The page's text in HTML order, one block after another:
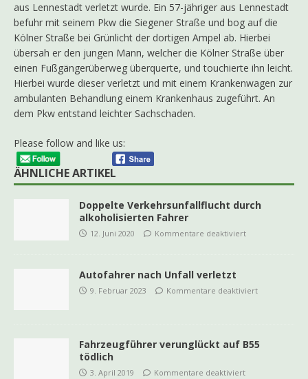
aus Lennestadt verletzt wurde. Ein 57-jähriger aus Lennestadt
befuhr mit seinem Pkw die Siegener Straße und bog auf die
Kölner Straße bei Grünlicht der dortigen Ampel ab. Hierbei
übersah er den jungen Mann, welcher die Kölner Straße über
einen Fußgängerüberweg überquerte, und touchierte ihn leicht.
Hierbei wurde dieser verletzt und mit einem Krankenwagen zur
ambulanten Behandlung einem Krankenhaus zugeführt. An
dem Pkw entstand leichter Sachschaden.
Please follow and like us:
ÄHNLICHE ARTIKEL
Doppelte Verkehrsunfallflucht durch
alkoholisierten Fahrer
12. Juni 2020 Kommentare deaktiviert
Autofahrer nach Unfall verletzt
9. Februar 2023 Kommentare deaktiviert
Fahrzeugführer verunglückt auf B55
tödlich
3. April 2019 Kommentare deaktiviert